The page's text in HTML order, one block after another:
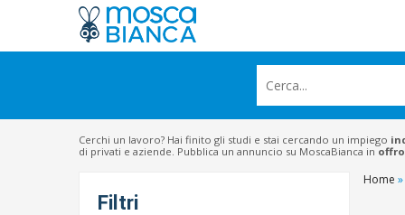
Cerchi un lavoro? Hai finito gli studi e stai cercando un impiego
di privati e aziende. Pubblica un annuncio su MoscaBianca in
Filtri
Home »